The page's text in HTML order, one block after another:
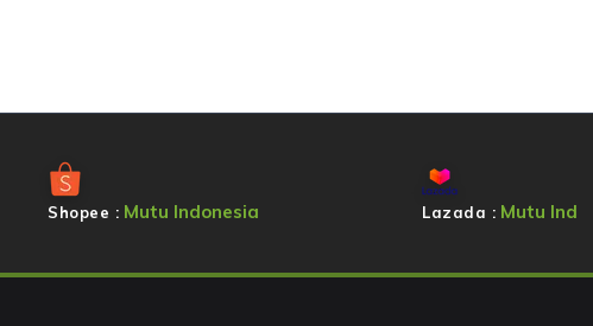
Shopee : Mutu Indonesia Lazada : Mutu Ind